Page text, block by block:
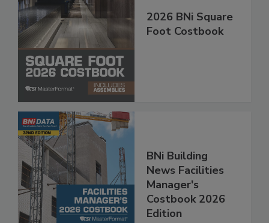
2026 BNi Square
Foot Costbook
BNi Building
News Facilities
Manager's
Costbook 2026
Edition